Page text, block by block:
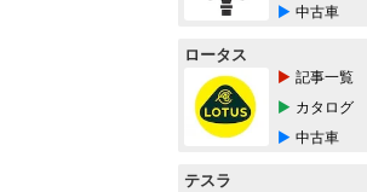
中古車
ロータス
記事一覧
カタログ
中古車
テスラ